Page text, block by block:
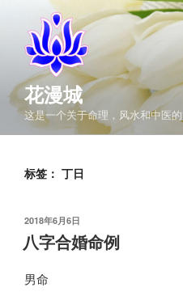
花漫城
这是一个关于命理，风水和中医
标签： 丁日
发
布
于
2018年6月6日
八字合婚命例
男命